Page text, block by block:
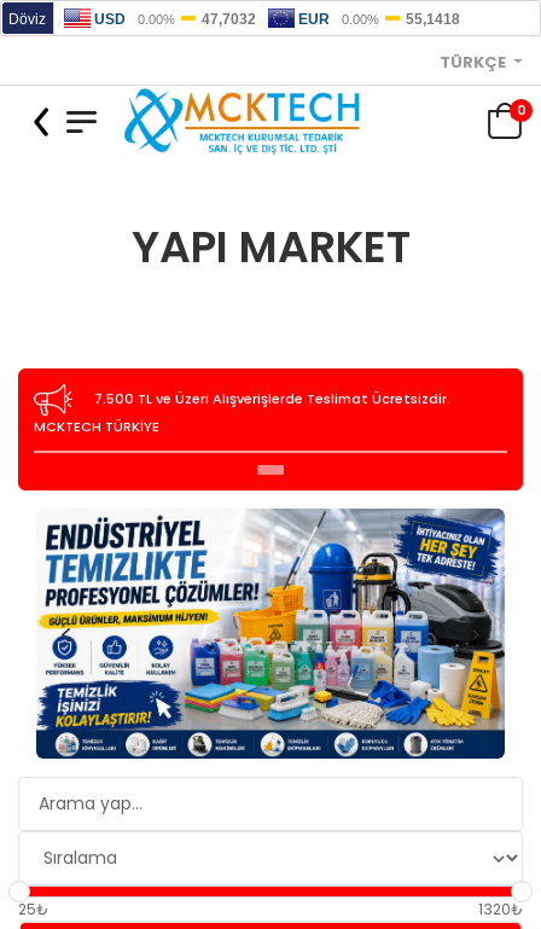
TÜRKÇE
0
YAPI MARKET
7.500 TL ve Üzeri Alışverişlerde Teslimat Ücretsizdir.
MCKTECH TÜRKİYE
25₺ 1320₺